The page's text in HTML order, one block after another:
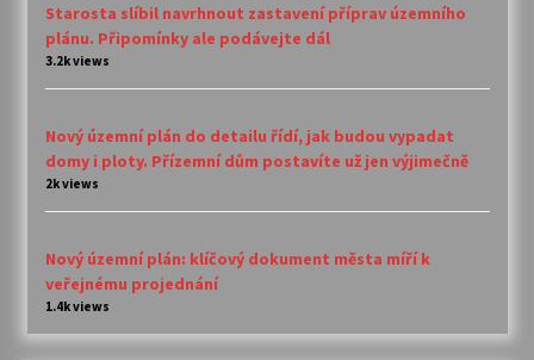
Starosta slíbil navrhnout zastavení příprav územního
plánu. Připomínky ale podávejte dál
3.2k views
Nový územní plán do detailu řídí, jak budou vypadat
domy i ploty. Přízemní dům postavíte už jen výjimečně
2k views
Nový územní plán: klíčový dokument města míří k
veřejnému projednání
1.4k views